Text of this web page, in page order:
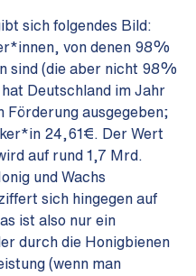
sich folgendes Bild:
von denen 98%
sind (die aber nicht 98%
Deutschland im Jahr
Förderung ausgegeben;
24,61€. Der Wert
auf rund 1,7 Mrd.
und Wachs
sich hingegen auf
ist also nur ein
durch die Honigbienen
(wenn man